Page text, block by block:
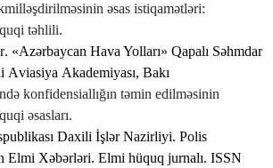
əsas istiqamətləri:
təhlili.
. «Аzərbaycan Hava Yolları» Qapalı Səhmdar
Аviasiya Аkademiyası, Bakı
konfidensiallığın təmin edilməsinin
əsasları.
Daxili İşlər Nazirliyi. Polis
Еlmi Xəbərləri. Еlmi hüquq jurnalı. ISSN